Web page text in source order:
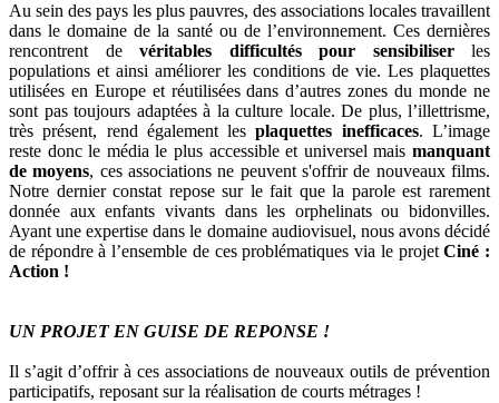
Au sein des pays les plus pauvres, des associations locales travaillent
dans le domaine de la santé ou de l’environnement. Ces dernières
rencontrent de véritables difficultés pour sensibiliserles
populations et ainsi améliorer les conditions de vie. Les plaquettes
utilisées en Europe et réutilisées dans d’autres zones du monde ne
sont pas toujours adaptées à la culture locale. De plus, l’illettrisme,
très présent, rend également lesplaquettes inefficaces. L’image
reste donc le média le plus accessible et universel mais manquant
de moyens, ces associations ne peuvent s'offrir de nouveaux films.
Notre dernier constat repose sur le fait que la parole est rarement
donnée aux enfants vivants dans les orphelinats ou bidonvilles.
Ayant une expertise dans le domaine audiovisuel, nous avons décidé
de répondre à l’ensemble de ces problématiques via le projetCiné :
Action !
UN PROJET EN GUISE DE REPONSE !
Il s’agit d’offrir à ces associations de nouveaux outils de prévention
participatifs, reposant sur la réalisation de courts métrages !